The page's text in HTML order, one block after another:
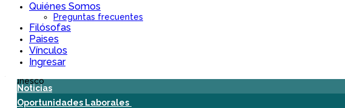
Quiénes Somos
Preguntas frecuentes
Filósofas
Paises
Vínculos
Ingresar
Noticias
Oportunidades Laborales